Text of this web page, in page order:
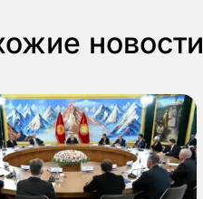
новости